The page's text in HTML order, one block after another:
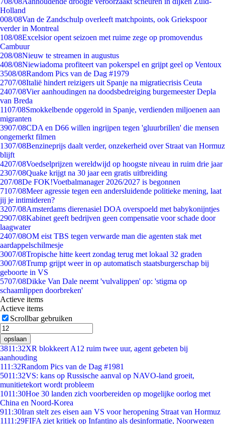
Holland
008/08Van de Zandschulp overleeft matchpoints, ook Griekspoor
verder in Montreal
108/08Excelsior opent seizoen met ruime zege op promovendus
Cambuur
208/08Nieuw te streamen in augustus
408/08Niewiadoma profiteert van pokerspel en grijpt geel op Ventoux
3508/08Random Pics van de Dag #1979
2707/08Italië hindert reizigers uit Spanje na migratiecrisis Ceuta
2407/08Vier aanhoudingen na doodsbedreiging burgemeester Depla
van Breda
1107/08Smokkelbende opgerold in Spanje, verdienden miljoenen aan
migranten
3907/08CDA en D66 willen ingrijpen tegen 'gluurbrillen' die mensen
ongemerkt filmen
1307/08Benzineprijs daalt verder, onzekerheid over Straat van Hormuz
blijft
4207/08Voedselprijzen wereldwijd op hoogste niveau in ruim drie jaar
2307/08Quake krijgt na 30 jaar een gratis uitbreiding
207/08De FOK!Voetbalmanager 2026/2027 is begonnen
7107/08Meer agressie tegen een andersluidende politieke mening, laat
jij je intimideren?
3207/08Amsterdams dierenasiel DOA overspoeld met babykonijntjes
2907/08Kabinet geeft bedrijven geen compensatie voor schade door
laagwater
2407/08OM eist TBS tegen verwarde man die agenten stak met
aardappelschilmesje
3007/08Tropische hitte keert zondag terug met lokaal 32 graden
3007/08Trump grijpt weer in op automatisch staatsburgerschap bij
geboorte in VS
5707/08Dikke Van Dale neemt 'vulvalippen' op: 'stigma op
schaamlippen doorbreken'
Actieve items
Actieve items
Scrollbar gebruiken
opslaan
3811:32XR blokkeert A12 ruim twee uur, agent gebeten bij
aanhouding
111:32Random Pics van de Dag #1981
5011:32VS: kans op Russische aanval op NAVO-land groeit,
munitietekort wordt probleem
1011:30Hoe 30 landen zich voorbereiden op mogelijke oorlog met
China en Noord-Korea
911:30Iran stelt zes eisen aan VS voor heropening Straat van Hormuz
1111:29FIFA ziet kritiek op Infantino als desinformatie, Noorwegen